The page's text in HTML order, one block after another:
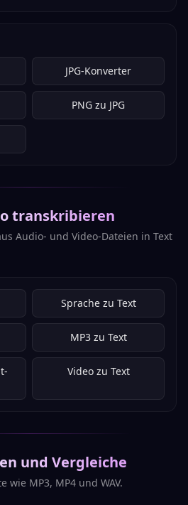
JPG-Konverter
PNG zu JPG
transkribieren
Audio- und Video-Dateien in Text
Sprache zu Text
MP3 zu Text
Video zu Text
und Vergleiche
wie MP3, MP4 und WAV.